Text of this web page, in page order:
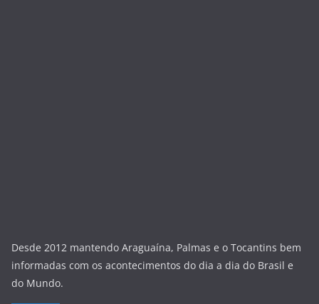
Desde 2012 mantendo Araguaína, Palmas e o Tocantins bem
informadas com os acontecimentos do dia a dia do Brasil e
do Mundo.